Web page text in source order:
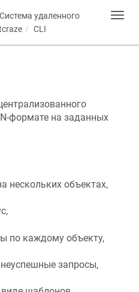
Система удаленного
CLI
формате на заданных
нескольких объектах,
по каждому объекту,
запросы,